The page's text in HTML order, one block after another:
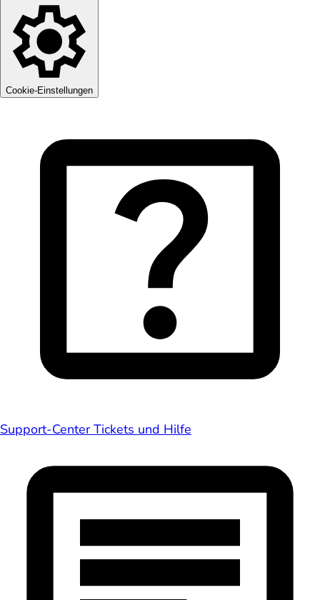
Cookie-Einstellungen
Support-Center Tickets und Hilfe